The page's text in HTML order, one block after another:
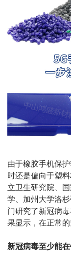
由于橡胶手机保
时还是偏向于塑
立卫生研究院、
学、加州大学洛
门研究了新冠病
果显示，在正常
新冠病毒至少能